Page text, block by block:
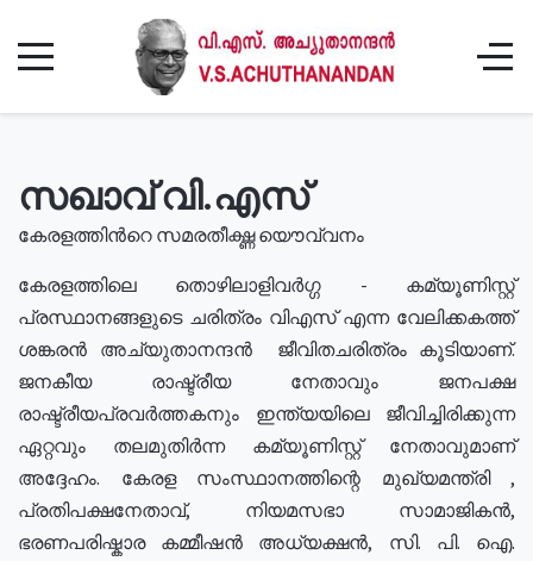
സഖാവ് വി.എസ്
കേരളത്തിൻറെ സമരതീക്ഷ്ണ യൌവ്വനം
കേരളത്തിലെ തൊഴിലാളിവർഗ്ഗ - കമ്യൂണിസ്റ്റ്
പ്രസ്ഥാനങ്ങളുടെ ചരിത്രം വിഎസ് എന്ന വേലിക്കകത്ത്
ശങ്കരൻ അച്യുതാനന്ദൻ ജീവിതചരിത്രം കൂടിയാണ്.
ജനകീയ രാഷ്ട്രീയ നേതാവും ജനപക്ഷ
രാഷ്ട്രീയപ്രവർത്തകനും ഇന്ത്യയിലെ ജീവിച്ചിരിക്കുന്ന
ഏറ്റവും തലമുതിർന്ന കമ്യൂണിസ്റ്റ് നേതാവുമാണ്
അദ്ദേഹം. കേരള സംസ്ഥാനത്തിന്റെ മുഖ്യമന്ത്രി ,
പ്രതിപക്ഷനേതാവ്, നിയമസഭാ സാമാജികൻ,
ഭരണപരിഷ്കാര കമ്മീഷൻ അധ്യക്ഷൻ, സി. പി. ഐ.